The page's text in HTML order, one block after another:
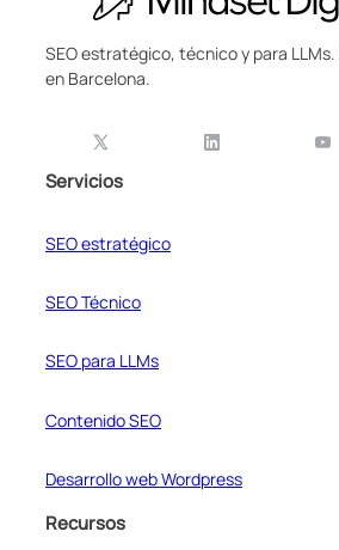
SEO estratégico, técnico y para
en Barcelona.
Servicios
SEO estratégico
SEO Técnico
SEO para LLMs
Contenido SEO
Desarrollo web Wordpress
Recursos